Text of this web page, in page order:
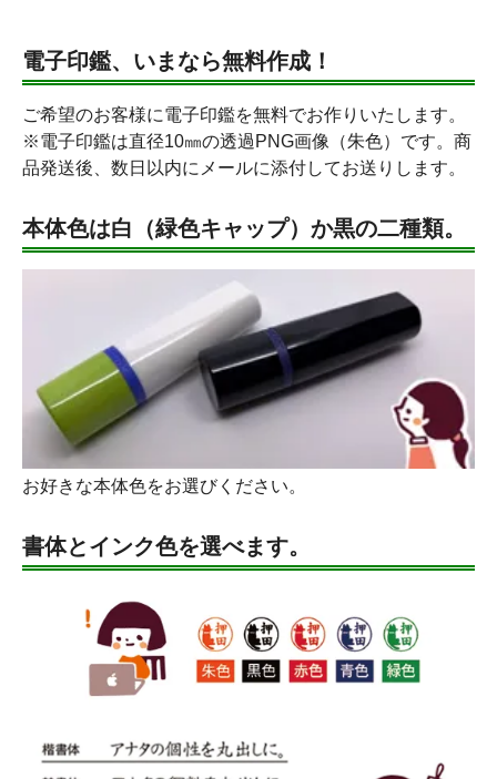
電子印鑑、いまなら無料作成！
ご希望のお客様に電子印鑑を無料でお作りいたします。
※電子印鑑は直径10㎜の透過PNG画像（朱色）です。商
品発送後、数日以内にメールに添付してお送りします。
本体色は白（緑色キャップ）か黒の二種類。
お好きな本体色をお選びください。
書体とインク色を選べます。